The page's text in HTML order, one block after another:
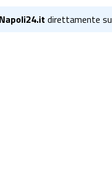
direttamente su